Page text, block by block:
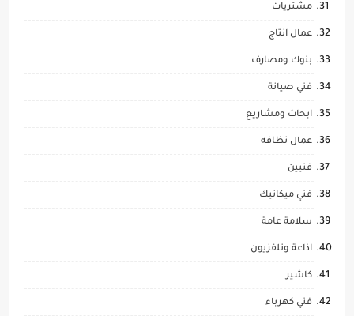
مشتريات
عمال انتاج
بنوك ومصارف
فني صيانة
ابحاث ومشاريع
عمال نظافه
فنيين
فني ميكانيك
سلامة عامة
اذاعة وتلفزيون
كاشير
فني كهرباء